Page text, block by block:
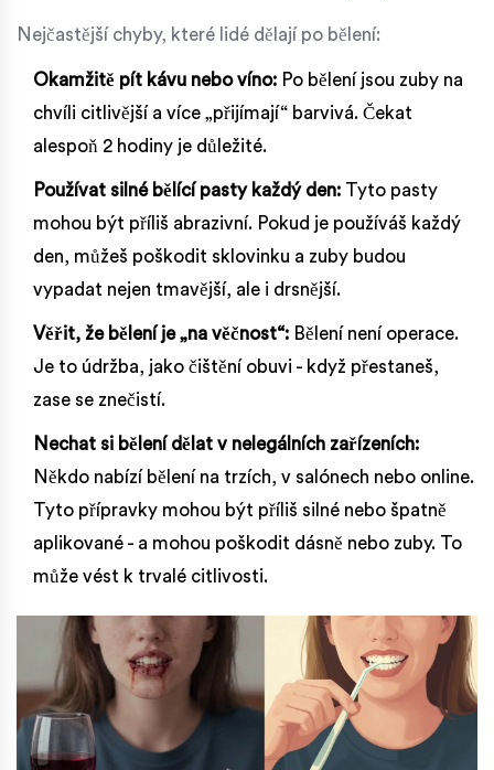
Nejčastější chyby, které lidé dělají po bělení:
Okamžitě pít kávu nebo víno: Po bělení jsou zuby na
chvíli citlivější a více „přijímají“ barvivá. Čekat
alespoň 2 hodiny je důležité.
Používat silné bělící pasty každý den: Tyto pasty
mohou být příliš abrazivní. Pokud je používáš každý
den, můžeš poškodit sklovinku a zuby budou
vypadat nejen tmavější, ale i drsnější.
Věřit, že bělení je „na věčnost“: Bělení není operace.
Je to údržba, jako čištění obuvi - když přestaneš,
zase se znečistí.
Nechat si bělení dělat v nelegálních zařízeních:
Někdo nabízí bělení na trzích, v salónech nebo online.
Tyto přípravky mohou být příliš silné nebo špatně
aplikované - a mohou poškodit dásně nebo zuby. To
může vést k trvalé citlivosti.